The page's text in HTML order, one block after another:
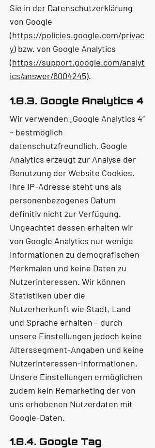
Sie in der Datenschutzerklärung
von Google
(https://policies.google.com/privac
y) bzw. von Google Analytics
(https://support.google.com/analyt
ics/answer/6004245).
1.8.3. Google Analytics 4
Wir verwenden „Google Analytics 4“
– bestmöglich
datenschutzfreundlich. Google
Analytics erzeugt zur Analyse der
Benutzung der Website Cookies.
Ihre IP-Adresse steht uns als
personenbezogenes Datum
definitiv nicht zur Verfügung.
Ungeachtet dessen erhalten wir
von Google Analytics nur wenige
Informationen zu demografischen
Merkmalen und keine Daten zu
Nutzerinteressen. Wir können
Statistiken über die
Nutzerherkunft wie Stadt, Land
und Sprache erhalten – durch
unsere Einstellungen jedoch keine
Alterssegment-Angaben und keine
Nutzerinteressen-Informationen.
Unsere Einstellungen ermöglichen
zudem kein Remarketing der von
uns erhobenen Nutzerdaten mit
Google-Daten.
1.8.4. Google Tag